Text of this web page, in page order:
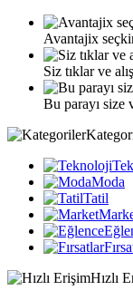
Avantajix
Siz tıklar ve
Bu parayı size
Moda
Tatil
Hızlı